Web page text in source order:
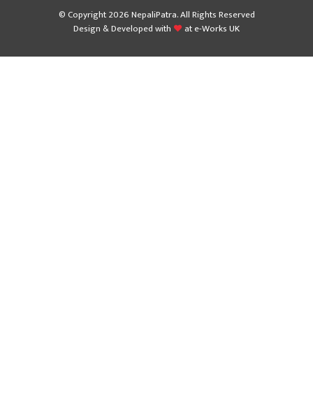
© Copyright 2026 NepaliPatra. All Rights Reserved
Design & Developed with
ate-Works UK